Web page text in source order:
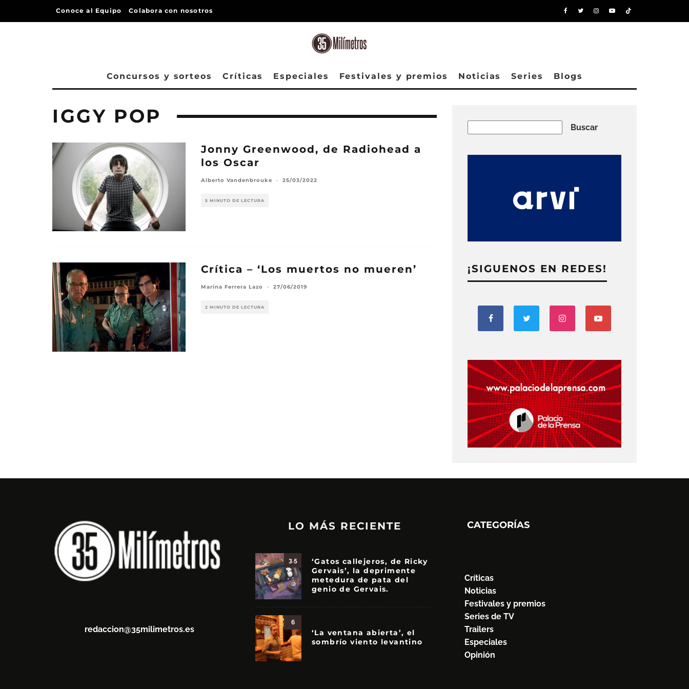
Conoce al Equipo Colabora con nosotros
Concursos y sorteos Críticas Especiales Festivales y premios Noticias Series Blogs
IGGY POP
Jonny Greenwood, de Radiohead a
los Oscar
Alberto Vandenbrouke · 25/03/2022
5 MINUTO DE LECTURA
Crítica – ‘Los muertos no mueren’
Marina Ferrera Lazo · 27/06/2019
2 MINUTO DE LECTURA
Buscar
¡SIGUENOS EN REDES!
redaccion@35milimetros.es
LO MÁS RECIENTE
3.5
‘Gatos callejeros, de Ricky
Gervais’, la deprimente
metedura de pata del
genio de Gervais.
6
‘La ventana abierta’, el
sombrío viento levantino
CATEGORÍAS
Críticas
Noticias
Festivales y premios
Series de TV
Trailers
Especiales
Opinión